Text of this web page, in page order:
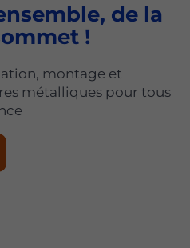
de la
!
montage et
métalliques pour tous